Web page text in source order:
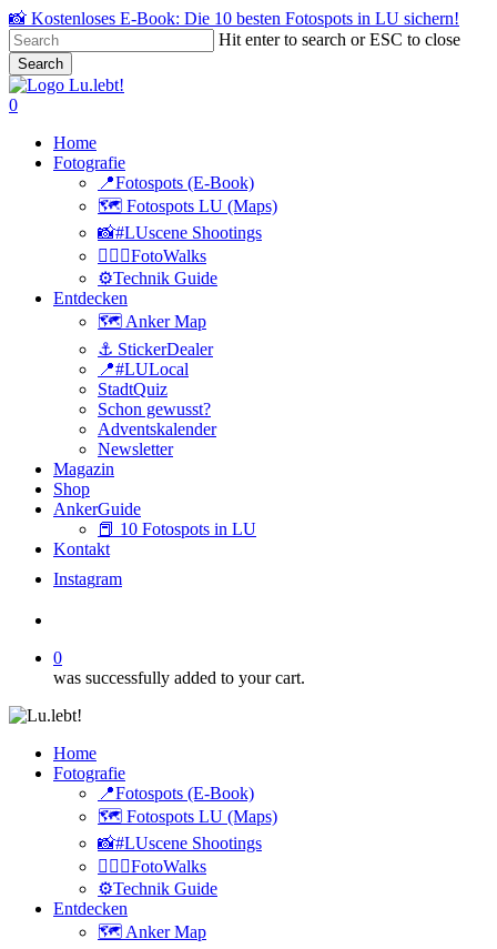
Skip
to
main
content
📸 Kostenloses E-Book: Die 10 besten Fotospots in LU sichern!
Hit enter to search or ESC to close
Search
Close
Search
search
0
Home
Fotografie
📍Fotospots (E-Book)
🗺️ Fotospots LU (Maps)
📸#LUscene Shootings
🚶🏻‍♂️FotoWalks
⚙️Technik Guide
Entdecken
🗺️ Anker Map
⚓️ StickerDealer
📍#LULocal
StadtQuiz
Schon gewusst?
Adventskalender
Newsletter
Magazin
Shop
AnkerGuide
📕 10 Fotospots in LU
Kontakt
Instagram
0
was successfully added to your cart.
Home
Fotografie
📍Fotospots (E-Book)
🗺️ Fotospots LU (Maps)
📸#LUscene Shootings
🚶🏻‍♂️FotoWalks
⚙️Technik Guide
Entdecken
🗺️ Anker Map